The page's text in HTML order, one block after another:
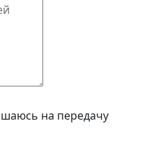
на передачу